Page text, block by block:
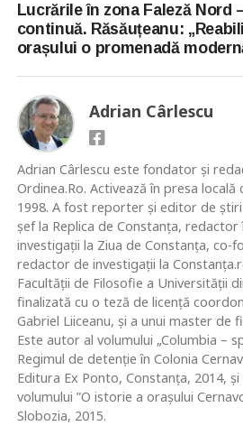
Lucrările în zona Faleză Nord
continuă. Răsăuțeanu:
orașului o promenadă
Adrian Cârlescu
Adrian Cârlescu este fondator și
Ordinea.Ro. Activează în presa locală
1998. A fost reporter şi editor de
şef la Replica de Constanţa,
investigații la Ziua de Constanţa, co-
redactor de investigații la
Facultăţii de Filosofie a Universităţii
finalizată cu o teză de licenţă
Gabriel Liiceanu, şi a unui master de
Este autor al volumului „Columbia –
Regimul de detenţie în Colonia
Editura Ex Ponto, Constanța, 2014,
volumului ”O istorie a orașului
Slobozia, 2015.